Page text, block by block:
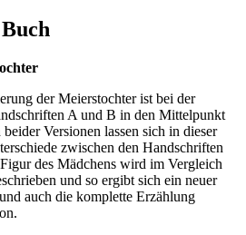
der Meierstochter ist bei der
A und B in den Mittelpunkt
Versionen lassen sich in dieser
zwischen den Handschriften
des Mädchens wird im Vergleich
und so ergibt sich ein neuer
auch die komplette Erzählung